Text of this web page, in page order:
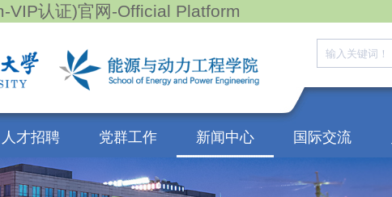
VIP认证)官网-Official Platform
人才招聘 党群工作 新闻中心 国际交流